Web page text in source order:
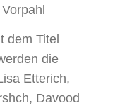
dem Titel
die
Etterich,
Davood